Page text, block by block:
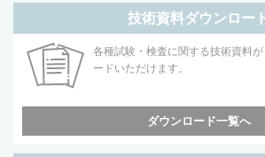
技術資料ダウンロー
各種試験・検査に関する技術資料
ードいただけます。
ダウンロード一覧へ